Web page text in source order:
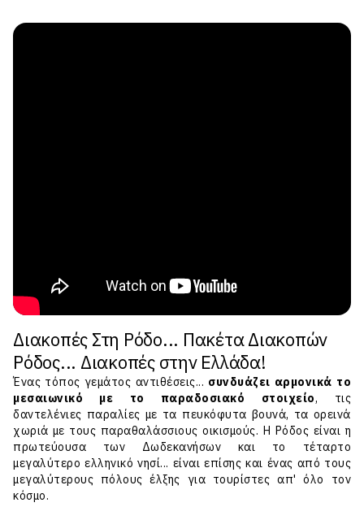
Διακοπές Στη Ρόδο... Πακέτα Διακοπών
Ρόδος... Διακοπές στην Ελλάδα!
Ένας τόπος γεμάτος αντιθέσεις... συνδυάζει αρμονικά το
μεσαιωνικό με το παραδοσιακό στοιχείο, τις
δαντελένιες παραλίες με τα πευκόφυτα βουνά, τα ορεινά
χωριά με τους παραθαλάσσιους οικισμούς. Η Ρόδος είναι η
πρωτεύουσα των Δωδεκανήσων και το τέταρτο
μεγαλύτερο ελληνικό νησί... είναι επίσης και ένας από τους
μεγαλύτερους πόλους έλξης για τουρίστες απ' όλο τον
κόσμο.